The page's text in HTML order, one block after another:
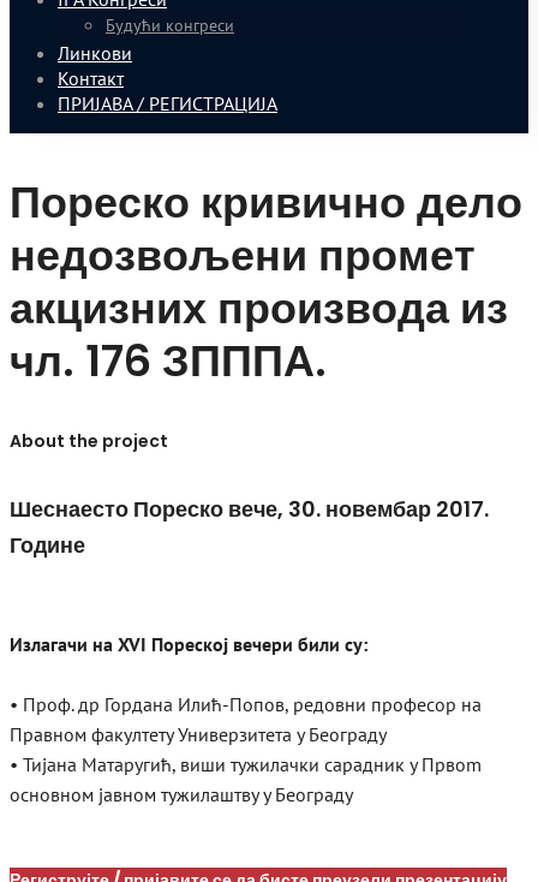
Будући конгреси
Линкови
Контакт
ПРИЈАВА / РЕГИСТРАЦИЈА
Пореско кривично дело
недозвољени промет
акцизних производа из
чл. 176 ЗПППА.
About the project
Шеснаесто Пореско вече, 30. новембар 2017.
Године
Излагачи на XVI Пореској вечери били су:
• Проф. др Гордана Илић-Попов, редовни професор на
Правном факултету Универзитета у Београду
• Тијана Матаругић, виши тужилачки сарадник у Првоm
основном јавном тужилаштву у Београду